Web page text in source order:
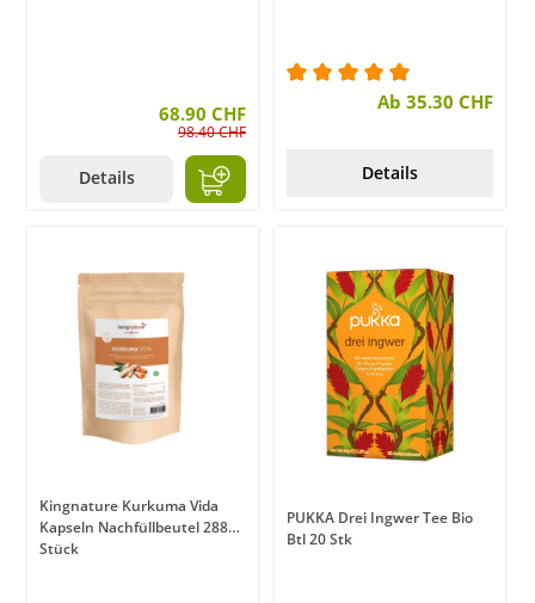
68.90 CHF
98.40 CHF
Details
Durchschnittliche
Ab 35.30 CHF
Details
Kingnature Kurkuma Vida
Kapseln Nachfüllbeutel 288
Stück
PUKKA Drei Ingwer Tee Bio
Btl 20 Stk